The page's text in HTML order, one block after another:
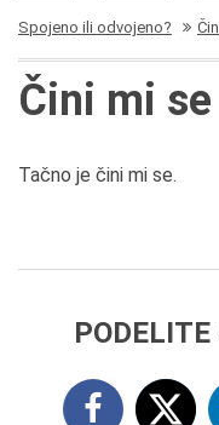
Spojeno ili odvojeno?
Čini mi
Tačno je čini mi se.